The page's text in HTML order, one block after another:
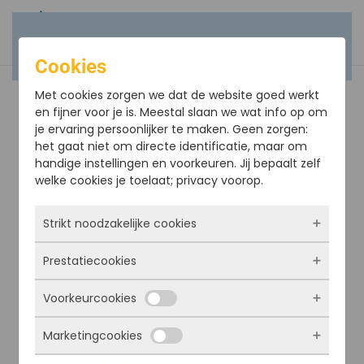
Cookies
Met cookies zorgen we dat de website goed werkt
en fijner voor je is. Meestal slaan we wat info op om
je ervaring persoonlijker te maken. Geen zorgen:
het gaat niet om directe identificatie, maar om
handige instellingen en voorkeuren. Jij bepaalt zelf
welke cookies je toelaat; privacy voorop.
Strikt noodzakelijke cookies
Deze cookies zorgen ervoor dat de website
überhaupt werkt. Ze zijn dus altijd actief en
kunnen niet worden uitgezet. Meestal worden
ze alleen geplaatst als jij iets doet, zoals
inloggen, een formulier invullen of je
privacyvoorkeuren opslaan. Je kunt je browser
Prestatiecookies
Met deze cookies zien we hoe vaak onze site
bezocht wordt, waar bezoekers vandaan
komen en welke pagina’s populair zijn. Zo
kunnen we de website blijven verbeteren.
Voorkeurcookies
Deze cookies onthouden jouw voorkeuren.
Bijvoorbeeld taalkeuze of ingevulde gegevens.
Marketingcookies